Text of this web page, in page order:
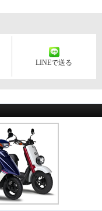
LINEで送る